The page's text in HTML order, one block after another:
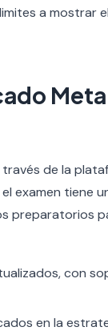
a mostrar
de la
examen tiene
con
en la